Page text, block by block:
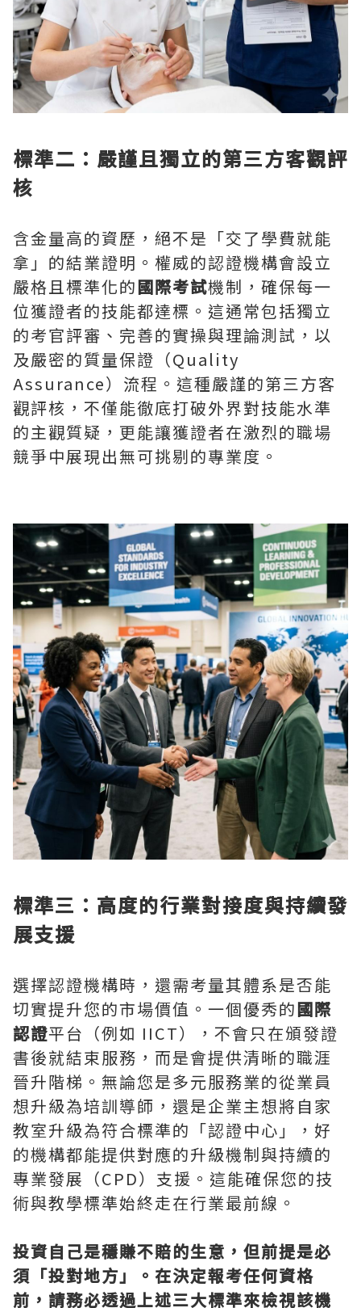
標準二：嚴謹且獨立的第三方客觀評
核
含金量高的資歷，絕不是「交了學費就能
拿」的結業證明。權威的認證機構會設立
嚴格且標準化的國際考試機制，確保每一
位獲證者的技能都達標。這通常包括獨立
的考官評審、完善的實操與理論測試，以
及嚴密的質量保證（Quality
Assurance）流程。這種嚴謹的第三方客
觀評核，不僅能徹底打破外界對技能水準
的主觀質疑，更能讓獲證者在激烈的職場
競爭中展現出無可挑剔的專業度。
標準三：高度的行業對接度與持續發
展支援
選擇認證機構時，還需考量其體系是否能
切實提升您的市場價值。一個優秀的國際
認證平台（例如 IICT），不會只在頒發證
書後就結束服務，而是會提供清晰的職涯
晉升階梯。無論您是多元服務業的從業員
想升級為培訓導師，還是企業主想將自家
教室升級為符合標準的「認證中心」，好
的機構都能提供對應的升級機制與持續的
專業發展（CPD）支援。這能確保您的技
術與教學標準始終走在行業最前線。
投資自己是穩賺不賠的生意，但前提是必
須「投對地方」。在決定報考任何資格
前，請務必透過上述三大標準來檢視該機